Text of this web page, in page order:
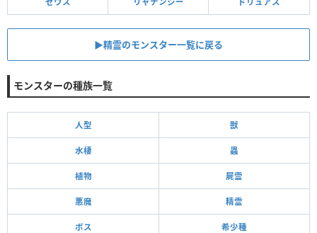
▶︎精霊のモンスター一覧に戻る
モンスターの種族一覧
人型 獣
水棲 蟲
植物 屍霊
悪魔 精霊
ボス 希少種